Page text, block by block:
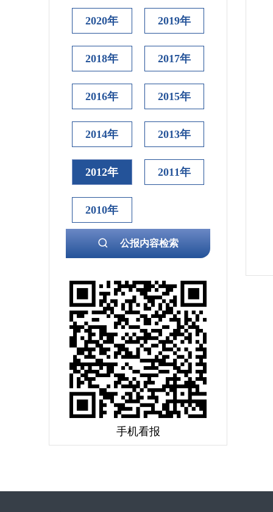
2020年 2019年
2018年 2017年
2016年 2015年
2014年 2013年
2012年 2011年
2010年
公报内容检索
手机看报